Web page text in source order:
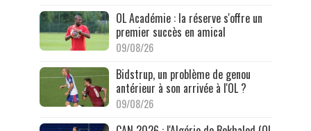
OL Académie : la réserve s'offre un
premier succès en amical
09/08/26
Bidstrup, un problème de genou
antérieur à son arrivée à l'OL ?
09/08/26